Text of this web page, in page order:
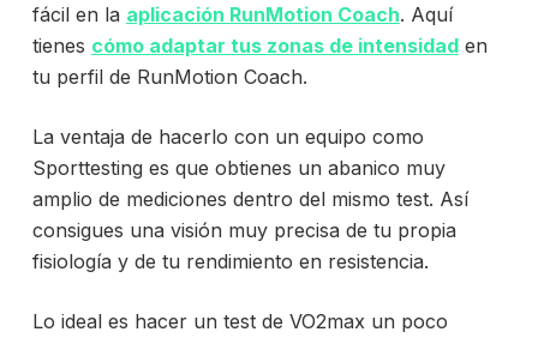
fácil en la aplicación RunMotion Coach. Aquí
tienes cómo adaptar tus zonas de intensidaden
tu perfil de RunMotion Coach.
La ventaja de hacerlo con un equipo como
Sporttesting es que obtienes un abanico muy
amplio de mediciones dentro del mismo test. Así
consigues una visión muy precisa de tu propia
fisiología y de tu rendimiento en resistencia.
Lo ideal es hacer un test de VO2max un poco